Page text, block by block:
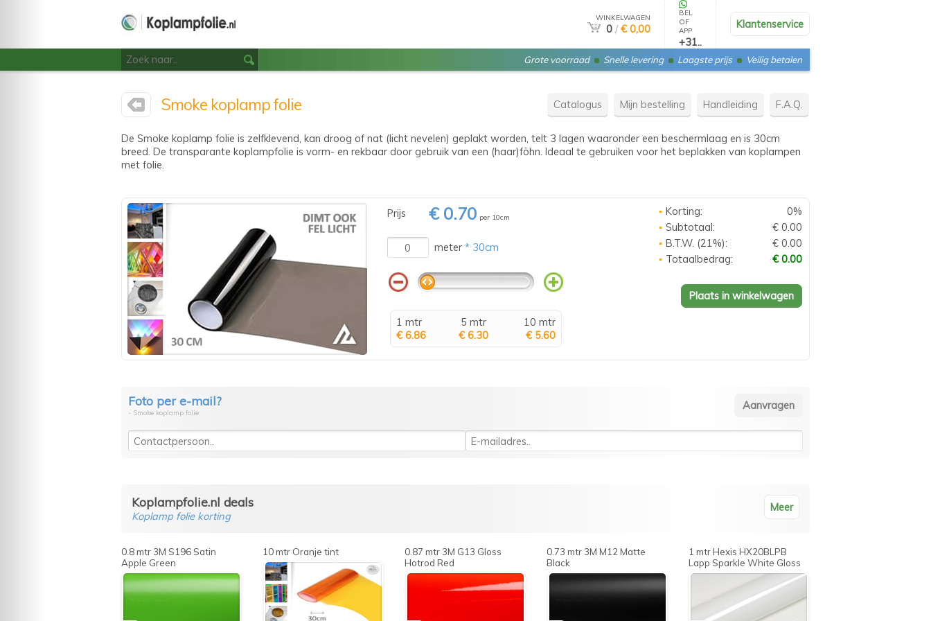
WINKELWAGEN
0 / € 0,00
BEL
OF
APP
+31..
Klantenservice
Grote voorraad Snelle levering Laagste prijs Veilig betalen
Catalogus Mijn bestelling Handleiding F.A.Q.
Smoke koplamp folie
De Smoke koplamp folie is zelfklevend, kan droog of nat (licht nevelen) geplakt worden, telt 3 lagen waaronder een beschermlaag en is 30cm
breed. De transparante koplampfolie is vorm- en rekbaar door gebruik van een (haar)föhn. Ideaal te gebruiken voor het beplakken van koplampen
met folie.
Prijs € 0.70 per 10cm
meter * 30cm
1 mtr
€ 6.86
5 mtr
€ 6.30
10 mtr
€ 5.60
Korting:
0%
Subtotaal:
€ 0.00
B.T.W. (21%):
€ 0.00
Totaalbedrag:
€ 0.00
Foto per e-mail?
- Smoke koplamp folie
Meer
Koplampfolie.nl deals
Koplamp folie korting
0.8 mtr 3M S196 Satin
Apple Green
10 mtr Oranje tint
0.87 mtr 3M G13 Gloss
Hotrod Red
0.73 mtr 3M M12 Matte
Black
1 mtr Hexis HX20BLPB
Lapp Sparkle White Gloss